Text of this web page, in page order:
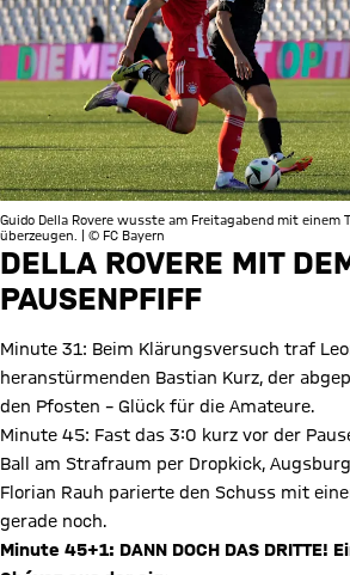
Guido Della Rovere wusste am Freitagabend mit einem
überzeugen. | © FC Bayern
DELLA ROVERE MIT
PAUSENPFIFF
Minute 31: Beim Klärungsversuch traf
heranstürmenden Bastian Kurz, der
den Pfosten – Glück für die Amateure.
Minute 45: Fast das 3:0 kurz vor der
Ball am Strafraum per Dropkick,
Florian Rauh parierte den Schuss mit
gerade noch.
Minute 45+1: DANN DOCH DAS DRITTE!